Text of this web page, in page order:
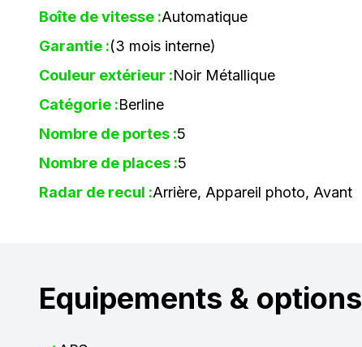
Boîte de vitesse :Automatique
Garantie :(3 mois interne)
Couleur extérieur :Noir Métallique
Catégorie :Berline
Nombre de portes :5
Nombre de places :5
Radar de recul :Arrière, Appareil photo, Avant
Equipements & options